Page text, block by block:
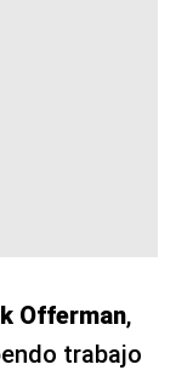
Offerman,
trabajo